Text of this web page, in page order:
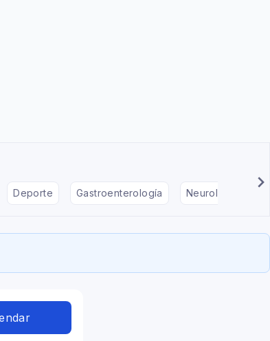
Deporte Gastroenterología Neurología